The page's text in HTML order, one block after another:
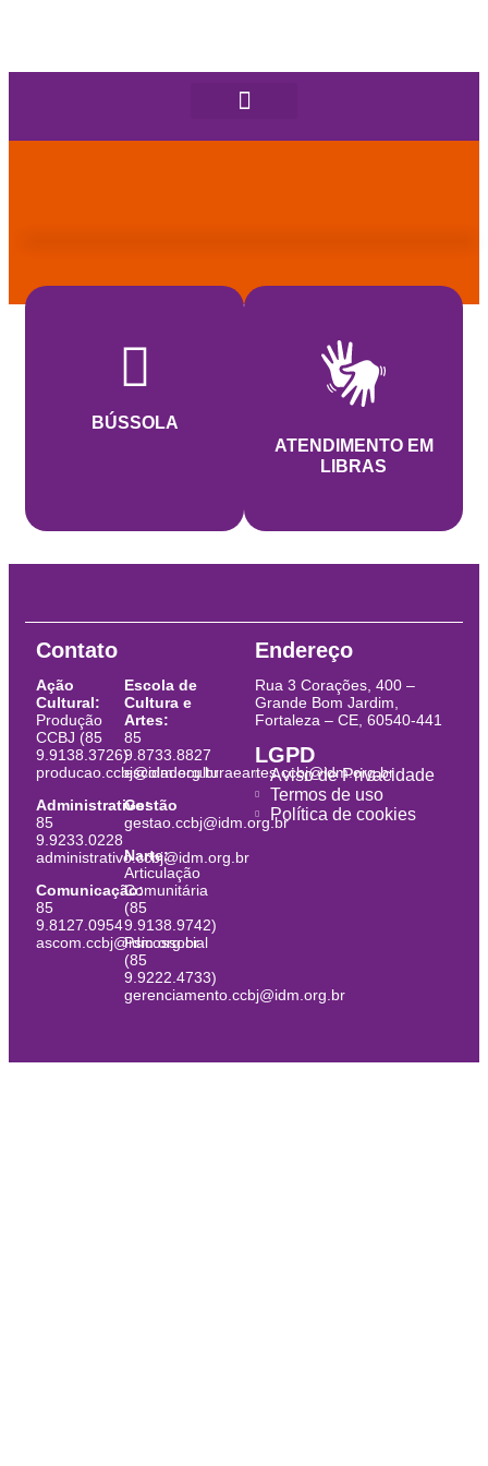
BÚSSOLA
ATENDIMENTO EM
LIBRAS
Contato
Ação
Cultural:
Produção
CCBJ (85
9.9138.3726)
producao.ccbj@idm.org.br
Administrativo:
85
9.9233.0228
administrativo.ccbj@idm.org.br
Comunicação:
85
9.8127.0954
ascom.ccbj@idm.org.br
Escola de
Cultura e
Artes:
85
9.8733.8827
escoladeculturaeartes.ccbj@idm.org.br
Gestão
gestao.ccbj@idm.org.br
Narte:
Articulação
Comunitária
(85
9.9138.9742)
Psicossocial
(85
9.9222.4733)
gerenciamento.ccbj@idm.org.br
Endereço
Rua 3 Corações, 400 –
Grande Bom Jardim,
Fortaleza – CE, 60540-441
LGPD
Aviso de Privacidade
Termos de uso
Política de cookies